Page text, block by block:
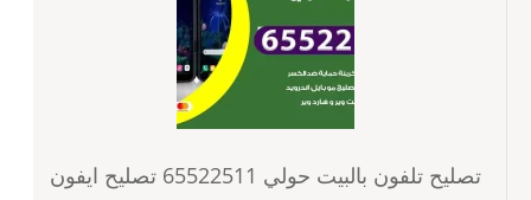
تصليح تلفون بالبيت حولي 65522511 تصليح ايفون